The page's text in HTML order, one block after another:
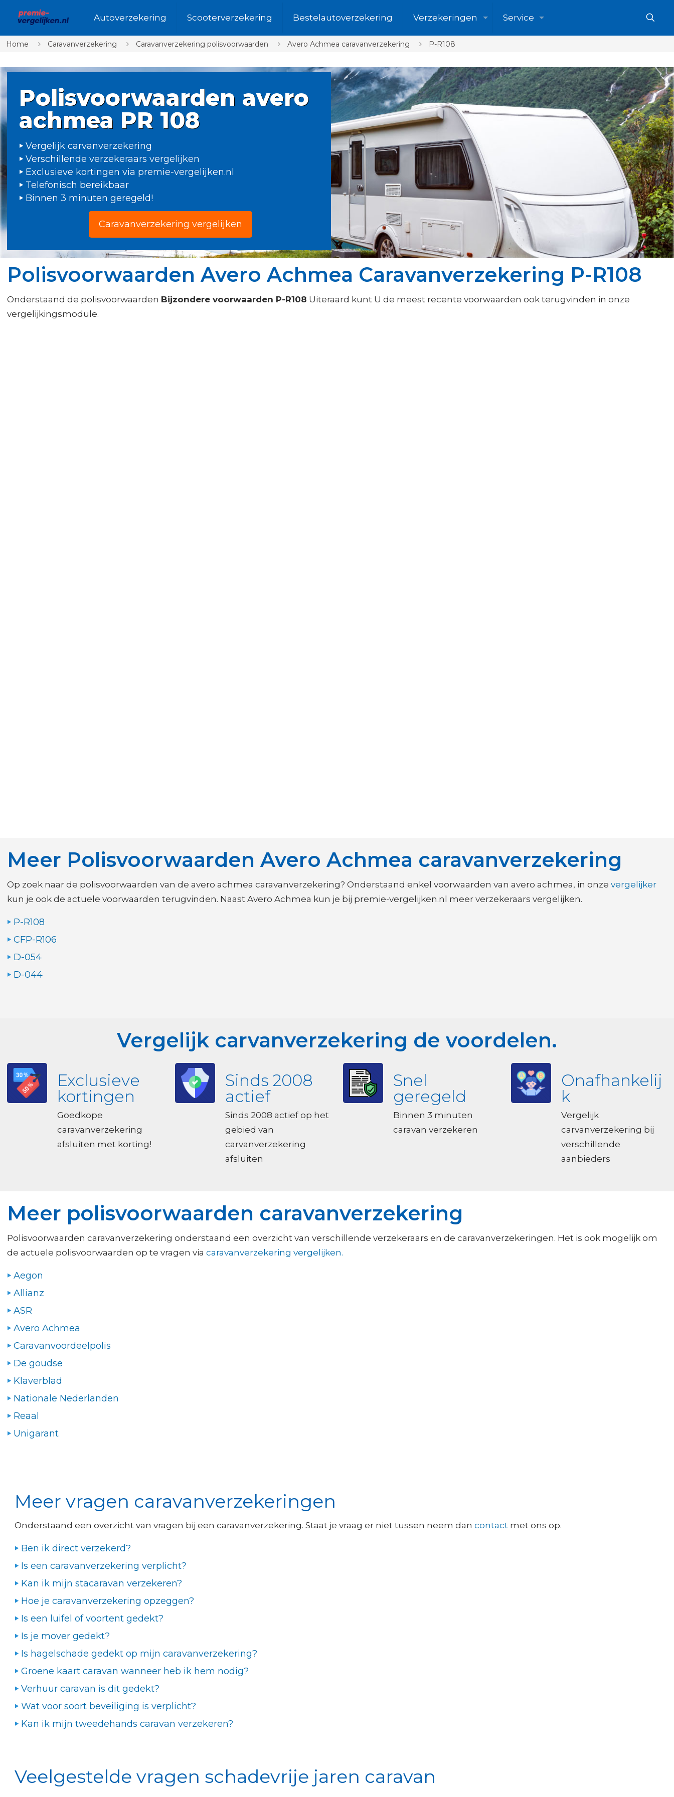
Autoverzekering Scooterverzekering Bestelautoverzekering Verzekeringen Service
Home Caravanverzekering Caravanverzekering polisvoorwaarden Avero Achmea caravanverzekering P-R108
Polisvoorwaarden avero
achmea PR 108
Vergelijk carvanverzekering
Verschillende verzekeraars vergelijken
Exclusieve kortingen via premie-vergelijken.nl
Telefonisch bereikbaar
Binnen 3 minuten geregeld!
Caravanverzekering vergelijken
Polisvoorwaarden Avero Achmea Caravanverzekering P-R108
Onderstaand de polisvoorwaarden Bijzondere voorwaarden P-R108 Uiteraard kunt U de meest recente voorwaarden ook terugvinden in onze
vergelijkingsmodule.
Meer Polisvoorwaarden Avero Achmea caravanverzekering
Op zoek naar de polisvoorwaarden van de avero achmea caravanverzekering? Onderstaand enkel voorwaarden van avero achmea, in onze vergelijker
kun je ook de actuele voorwaarden terugvinden. Naast Avero Achmea kun je bij premie-vergelijken.nl meer verzekeraars vergelijken.
P-R108
CFP-R106
D-054
D-044
Vergelijk carvanverzekering de voordelen.
Exclusieve
kortingen
Goedkope
caravanverzekering
afsluiten met korting!
Sinds 2008
actief
Sinds 2008 actief op het
gebied van
carvanverzekering
afsluiten
Snel
geregeld
Binnen 3 minuten
caravan verzekeren
Onafhankelij
k
Vergelijk
carvanverzekering bij
verschillende
aanbieders
Meer polisvoorwaarden caravanverzekering
Polisvoorwaarden caravanverzekering onderstaand een overzicht van verschillende verzekeraars en de caravanverzekeringen. Het is ook mogelijk om
de actuele polisvoorwaarden op te vragen via caravanverzekering vergelijken.
Aegon
Allianz
ASR
Avero Achmea
Caravanvoordeelpolis
De goudse
Klaverblad
Nationale Nederlanden
Reaal
Unigarant
Meer vragen caravanverzekeringen
Onderstaand een overzicht van vragen bij een caravanverzekering. Staat je vraag er niet tussen neem dan contact met ons op.
Ben ik direct verzekerd?
Is een caravanverzekering verplicht?
Kan ik mijn stacaravan verzekeren?
Hoe je caravanverzekering opzeggen?
Is een luifel of voortent gedekt?
Is je mover gedekt?
Is hagelschade gedekt op mijn caravanverzekering?
Groene kaart caravan wanneer heb ik hem nodig?
Verhuur caravan is dit gedekt?
Wat voor soort beveiliging is verplicht?
Kan ik mijn tweedehands caravan verzekeren?
Veelgestelde vragen schadevrije jaren caravan